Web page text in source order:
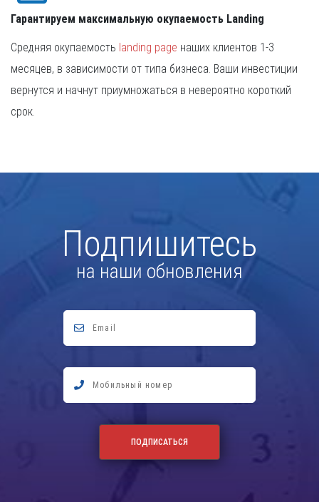
Гарантируем максимальную окупаемость Landing
Средняя окупаемость landing page наших клиентов 1-3
месяцев, в зависимости от типа бизнеса. Ваши инвестиции
вернутся и начнут приумножаться в невероятно короткий
срок.
Подпишитесь
на наши обновления